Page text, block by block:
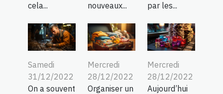
cela...
nouveaux...
par les...
Samedi
31/12/2022
On a souvent
Mercredi
28/12/2022
Organiser un
Mercredi
28/12/2022
Aujourd’hui